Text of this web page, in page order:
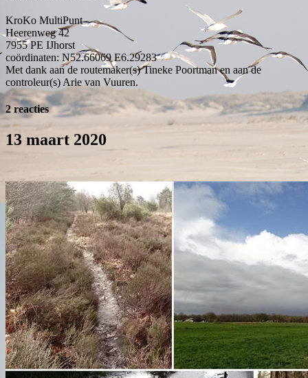
KroKo MultiPunt
Heerenweg 42
7955 PE IJhorst
coördinaten: N52.66069 E6.29283
Met dank aan de routemaker(s) Tineke Poortman en aan de
controleur(s) Arie van Vuuren.
2 reacties
13 maart 2020